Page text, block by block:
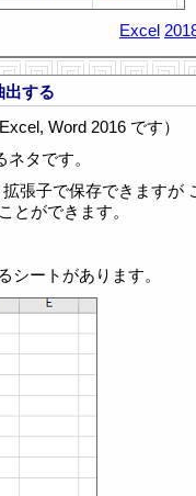
Excel
出する
Word 2016 です）
タです。
張子で保存できますが
とができます。
シートがあります。